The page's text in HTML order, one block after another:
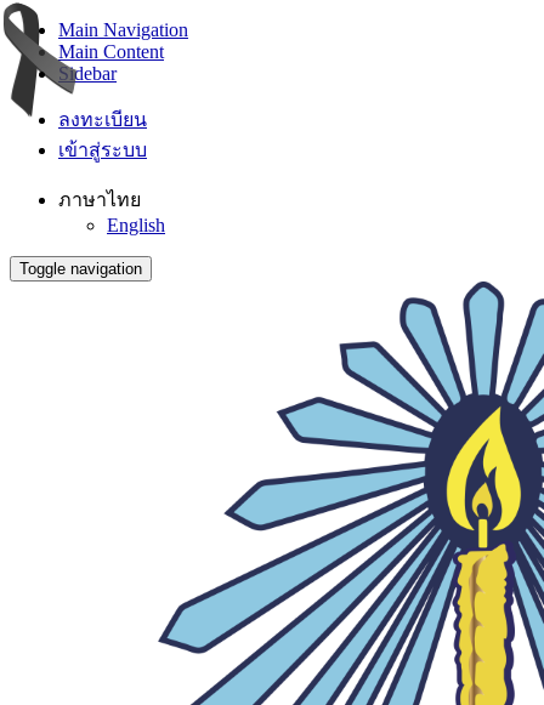
Main Navigation
Main Content
Sidebar
ลงทะเบียน
เข้าสู่ระบบ
ภาษาไทย
English
Toggle navigation